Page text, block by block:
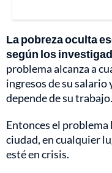
La pobreza oculta
según los
problema alcanza a
ingresos de su salario
depende de su trabajo.
Entonces el
ciudad, en cualquier
esté en crisis.